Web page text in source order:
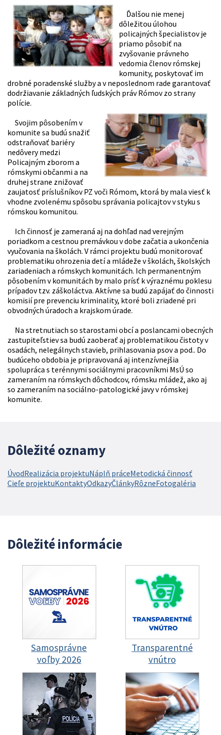
Ďalšou nie menej
dôležitou úlohou
policajných špecialistov je
priamo pôsobiť na
zvyšovanie právneho
vedomia členov rómskej
komunity, poskytovať im
drobné poradenské služby a v neposlednom rade garantovať
dodržiavanie základných ľudských práv Rómov zo strany
polície.
Svojim pôsobením v
komunite sa budú snažiť
odstraňovať bariéry
nedôvery medzi
Policajným zborom a
rómskymi občanmi a na
druhej strane znižovať
zaujatosť príslušníkov PZ voči Rómom, ktorá by mala viesť k
vhodne zvolenému spôsobu správania policajtov v styku s
rómskou komunitou.
Ich činnosť je zameraná aj na dohľad nad verejným
poriadkom a cestnou premávkou v dobe začatia a ukončenia
vyučovania na školách. V rámci projektu budú monitorovať
problematiku ohrozenia detí a mládeže v školách, školských
zariadeniach a rómskych komunitách. Ich permanentným
pôsobením v komunitách by malo prísť k výraznému poklesu
prípadov tzv. záškoláctva. Aktívne sa budú zapájať do činnosti
komisií pre prevenciu kriminality, ktoré boli zriadené pri
obvodných úradoch a krajskom úrade.
Na stretnutiach so starostami obcí a poslancami obecných
zastupiteľstiev sa budú zaoberať aj problematikou čistoty v
osadách, nelegálnych stavieb, prihlasovania psov a pod.. Do
budúceho obdobia je pripravovaná aj intenzívnejšia
spolupráca s terénnymi sociálnymi pracovníkmi MsÚ so
zameraním na rómskych dôchodcov, rómsku mládež, ako aj
so zameraním na sociálno-patologické javy v rómskej
komunite.
Dôležité oznamy
ÚvodRealizácia projektuNáplň práceMetodická činnosť
Cieľe projektuKontaktyOdkazyČlánkyRôzneFotogaléria
Dôležité informácie
Samosprávne
voľby 2026
Transparentné
vnútro